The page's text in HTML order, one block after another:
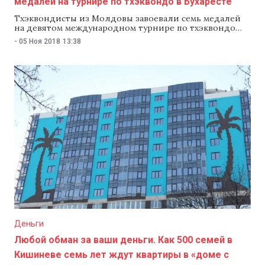
Тхэквондисты из Молдовы завоевали семь медалей
на девятом международном турнире по тхэквондо
Dracula Open G-1, который проходил
в Бухаресте, говорится в сообщении на сайте
Тхэквондистки Анна Чукиту (весовая категория
до 62 кг) и Анна-Мария Щербан (73 кг) завоевали
серебряные медали. Вадим Димитров (54 кг), Степан
Димитров (58 кг) и Татьяна Цымбаларь (57 кг), а также
юниоры Адриан Оника (61 кг) и Виталие Кравченко
(59 кг) —
- 05 Ноя 2018 13:38
Деньги
Любой обман за ваши деньги. Как 500 семей в
Кишиневе семь лет ждут квартиры в «доме с